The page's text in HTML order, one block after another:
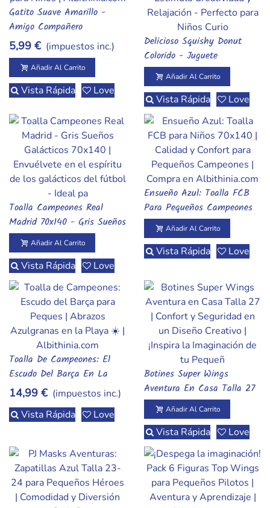
Añadir Al Carrito
Gatito Suave Amarillo -
Amigo Compañero
Sensación Squishy
5,99 € (impuestos inc.)
Añadir Al Carrito
Vista Rápida Love
Añadir Al Carrito
Delicioso Squishy Donut
Colorido - Juguete
Antiestrés Irresistible Para
Niños
Añadir Al Carrito
Vista Rápida Love
Añadir Al Carrito
Toalla Campeones Real
Madrid 70x140 - Gris Sueños
GalácticosAñadir Al Carrito
Vista Rápida Love
Añadir Al Carrito
Ensueño Azul: Toalla FCB
Para Pequeños Campeones
70x140Añadir Al Carrito
Vista Rápida Love
Vista Rápida
Toalla De Campeones: El
Escudo Del Barça En La
Playa Para Peques
14,99 € (impuestos inc.)
Vista Rápida
Love
Añadir Al Carrito
Botines Super Wings
Aventura En Casa Talla 27
Añadir Al Carrito
Vista Rápida Love